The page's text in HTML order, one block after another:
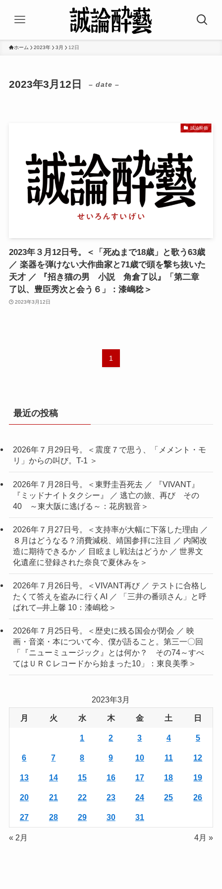
ホーム 2023年 3月 12日
2023年3月12日 – date –
誠論酔藝
2023年３月12日号。＜「死ぬまで18歳」と歌う63歳
／ 楽器を弾けない大作曲家と71歳で頭を撃ち抜いた
天才 ／ 『招き猫の男 小説 角倉了以』「第二章
了以、豊臣秀次と会う６」：漆嶋稔＞
2023年3月12日
1
最近の投稿
2026年７月29日号。＜震度７で思う、「メメント・モ
リ」からの叫び。T-1 ＞
2026年７月28日号。＜東野圭吾死去 ／ 『VIVANT』
『ミッドナイトタクシー』 ／ 逃亡の旅、再び その
40 ～東大阪に逃げる～：花房観音＞
2026年７月27日号。＜支持率が大幅に下落した理由 ／
８月はどうなる？消費減税、靖国参拝に注目 ／ 内閣改
造に期待できるか ／ 目眩まし戦法はどうか ／ 世界文
化遺産に登録された奈良で夏休みを＞
2026年７月26日号。＜VIVANT再び ／ テストに合格し
たくて答えを盗みに行くAI ／ 「三井の番頭さん」と呼
ばれて─井上馨 10：漆嶋稔＞
2026年７月25日号。＜歴史に残る国会が閉会 ／ 映
画・音楽・本について今、僕が語ること。第三一〇回
「『ニューミュージック』とは何か？ その74～すべ
てはＵＲＣレコードから始まった10」：東良美季＞
2023年3月
月 火 水 木 金 土 日
1 2 3 4 5
6 7 8 9 10 11 12
13 14 15 16 17 18 19
20 21 22 23 24 25 26
27 28 29 30 31
« 2月 4月 »